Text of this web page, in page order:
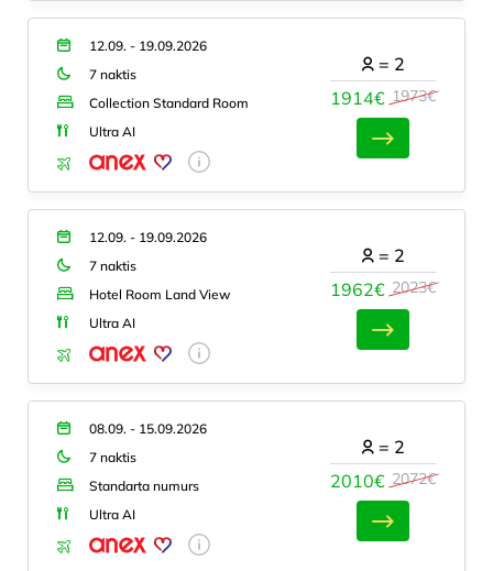
12.09. - 19.09.2026
7 naktis
Collection Standard Room
Ultra AI
1914€ 1973€
= 2
12.09. - 19.09.2026
7 naktis
Hotel Room Land View
Ultra AI
1962€ 2023€
= 2
08.09. - 15.09.2026
7 naktis
Standarta numurs
Ultra AI
2010€ 2072€
= 2